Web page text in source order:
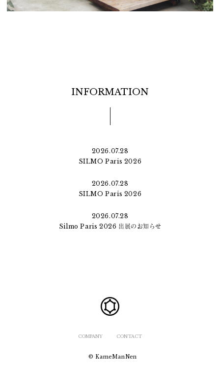
INFORMATION
2026.07.28
SILMO Paris 2026
2026.07.28
SILMO Paris 2026
2026.07.28
Silmo Paris 2026 出展のお知らせ
COMPANY CONTACT
© KameManNen